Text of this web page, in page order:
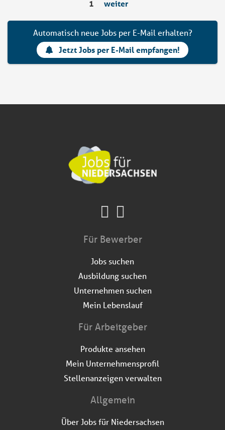
1 weiter
Automatisch neue Jobs per E-Mail erhalten?
Jetzt Jobs per E-Mail empfangen!
Für Bewerber
Jobs suchen
Ausbildung suchen
Unternehmen suchen
Mein Lebenslauf
Für Arbeitgeber
Produkte ansehen
Mein Unternehmensprofil
Stellenanzeigen verwalten
Allgemein
Über Jobs für Niedersachsen